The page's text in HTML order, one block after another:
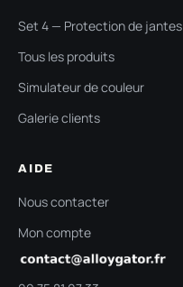
Set 4 — Protection de jantes
Tous les produits
Simulateur de couleur
Galerie clients
AIDE
Nous contacter
Mon compte